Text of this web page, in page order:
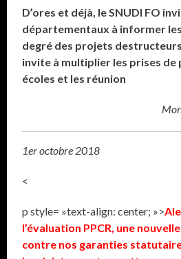
D’ores et déjà, le SNUDI FO
départementaux à informer
degré des projets
invite à multiplier les prises de
écoles et les réunion
1er octobre 2018
<
p style= »text-align: center; »>
l’évaluation PPCR, une
contre nos garanties